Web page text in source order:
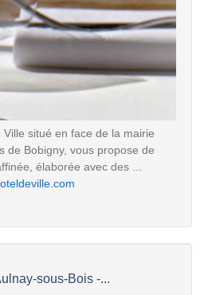
situé en face de la mairie
de Bobigny, vous propose de
élaborée avec des ...
sous-Bois -...